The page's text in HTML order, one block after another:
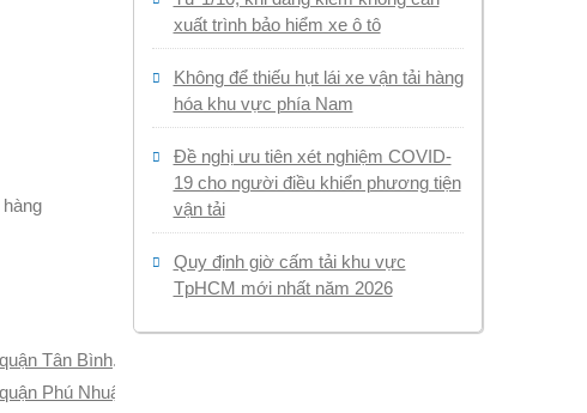
Tân Bình.
Phú Nhuận
xuất trình bảo hiểm xe ô tô
Không để thiếu hụt lái xe vận tải hàng
hóa khu vực phía Nam
Đề nghị ưu tiên xét nghiệm COVID-
19 cho người điều khiển phương tiện
vận tải
Quy định giờ cấm tải khu vực
TpHCM mới nhất năm 2026